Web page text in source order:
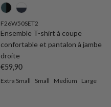
F26W50SET2
Ensemble T-shirt à coupe
confortable et pantalon à jambe
droite
Prix habituel
€59,90
Extra Small Small Medium Large